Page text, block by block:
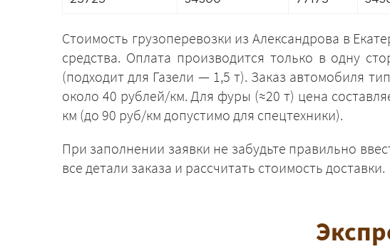
Стоимость грузоперевозки из Александрова в
средства. Оплата производится только в одну
(подходит для Газели — 1,5 т). Заказ автомобиля
около 40 рублей/км. Для фуры (≈20 т) цена
км (до 90 руб/км допустимо для спецтехники).
При заполнении заявки не забудьте правильно
все детали заказа и рассчитать стоимость доставки.